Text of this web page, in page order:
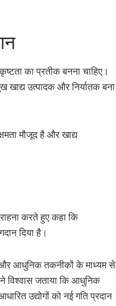
का प्रतीक बनना चाहिए।
खाद्य उत्पादक और निर्यातक बना
मौजूद है और खाद्य
करते हुए कहा कि
दिया है।
और आधुनिक तकनीकों के माध्यम से
विश्वास जताया कि आधुनिक
उद्योगों को नई गति प्रदान